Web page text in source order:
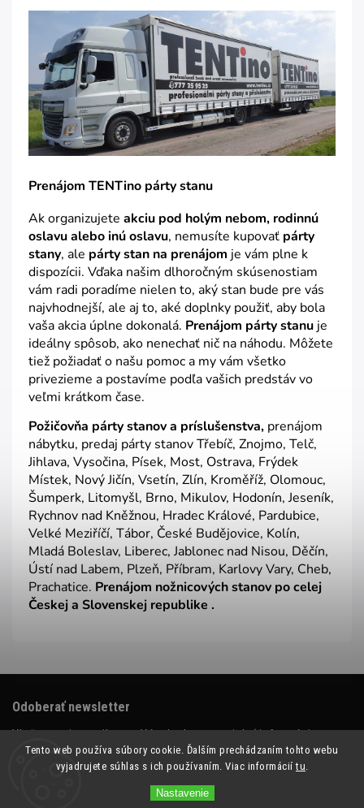
Tento web používa súbory cookie. Ďalším prechádzaním tohto webu
vyjadrujete súhlas s ich používaním. Viac informáciítu.
Nastavenie
Prenájom TENTino párty stanu
Ak organizujete akciu pod holým nebom, rodinnú
oslavu alebo inú oslavu, nemusíte kupovať párty
stany, ale párty stan na prenájom je vám plne k
dispozícii. Vďaka našim dlhoročným skúsenostiam
vám radi poradíme nielen to, aký stan bude pre vás
najvhodnejší, ale aj to, aké doplnky použiť, aby bola
vaša akcia úplne dokonalá. Prenájom párty stanu je
ideálny spôsob, ako nenechať nič na náhodu. Môžete
tiež požiadať o našu pomoc a my vám všetko
privezieme a postavíme podľa vašich predstáv vo
veľmi krátkom čase.
Požičovňa párty stanov a príslušenstva, prenájom
nábytku, predaj párty stanov Třebíč, Znojmo, Telč,
Jihlava, Vysočina, Písek, Most, Ostrava, Frýdek
Místek, Nový Jičín, Vsetín, Zlín, Kroměříž, Olomouc,
Šumperk, Litomyšl, Brno, Mikulov, Hodonín, Jeseník,
Rychnov nad Kněžnou, Hradec Králové, Pardubice,
Velké Meziříčí, Tábor, České Budějovice, Kolín,
Mladá Boleslav, Liberec, Jablonec nad Nisou, Děčín,
Ústí nad Labem, Plzeň, Příbram, Karlovy Vary, Cheb,
Prachatice. Prenájom nožnicových stanov po celej
Českej a Slovenskej republike .
Odoberať newsletter
Vložte svoj e-mail a my Vám budeme zasielať informácie o
nových produktoch na našom e-shope.